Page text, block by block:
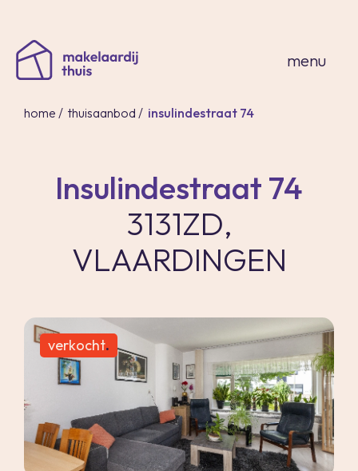
menu
sluiten
home
thuisaanbod
over ons
contact
inloggen
maak een afspraak
home / thuisaanbod / insulindestraat 74
Insulindestraat 74
3131ZD,
VLAARDINGEN
verkocht.